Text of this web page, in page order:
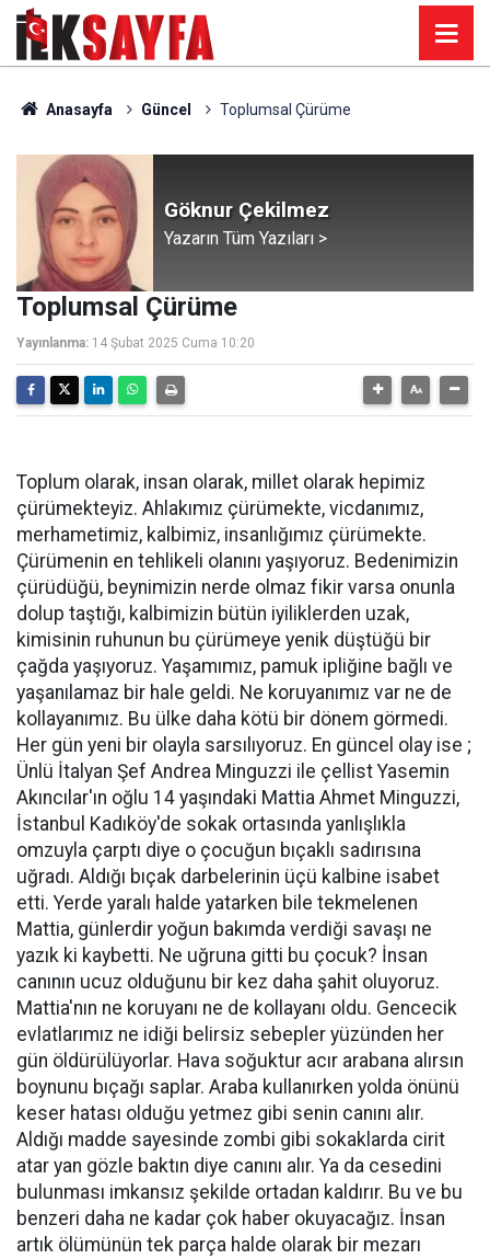
Anasayfa Güncel Toplumsal Çürüme
Göknur Çekilmez
Yazarın Tüm Yazıları >
Toplumsal Çürüme
Yayınlanma: 14 Şubat 2025 Cuma 10:20
Toplum olarak, insan olarak, millet olarak hepimiz
çürümekteyiz. Ahlakımız çürümekte, vicdanımız,
merhametimiz, kalbimiz, insanlığımız çürümekte.
Çürümenin en tehlikeli olanını yaşıyoruz. Bedenimizin
çürüdüğü, beynimizin nerde olmaz fikir varsa onunla
dolup taştığı, kalbimizin bütün iyiliklerden uzak,
kimisinin ruhunun bu çürümeye yenik düştüğü bir
çağda yaşıyoruz. Yaşamımız, pamuk ipliğine bağlı ve
yaşanılamaz bir hale geldi. Ne koruyanımız var ne de
kollayanımız. Bu ülke daha kötü bir dönem görmedi.
Her gün yeni bir olayla sarsılıyoruz. En güncel olay ise ;
Ünlü İtalyan Şef Andrea Minguzzi ile çellist Yasemin
Akıncılar'ın oğlu 14 yaşındaki Mattia Ahmet Minguzzi,
İstanbul Kadıköy'de sokak ortasında yanlışlıkla
omzuyla çarptı diye o çocuğun bıçaklı sadırısına
uğradı. Aldığı bıçak darbelerinin üçü kalbine isabet
etti. Yerde yaralı halde yatarken bile tekmelenen
Mattia, günlerdir yoğun bakımda verdiği savaşı ne
yazık ki kaybetti. Ne uğruna gitti bu çocuk? İnsan
canının ucuz olduğunu bir kez daha şahit oluyoruz.
Mattia'nın ne koruyanı ne de kollayanı oldu. Gencecik
evlatlarımız ne idiği belirsiz sebepler yüzünden her
gün öldürülüyorlar. Hava soğuktur acır arabana alırsın
boynunu bıçağı saplar. Araba kullanırken yolda önünü
keser hatası olduğu yetmez gibi senin canını alır.
Aldığı madde sayesinde zombi gibi sokaklarda cirit
atar yan gözle baktın diye canını alır. Ya da cesedini
bulunması imkansız şekilde ortadan kaldırır. Bu ve bu
benzeri daha ne kadar çok haber okuyacağız. İnsan
artık ölümünün tek parça halde olarak bir mezarı